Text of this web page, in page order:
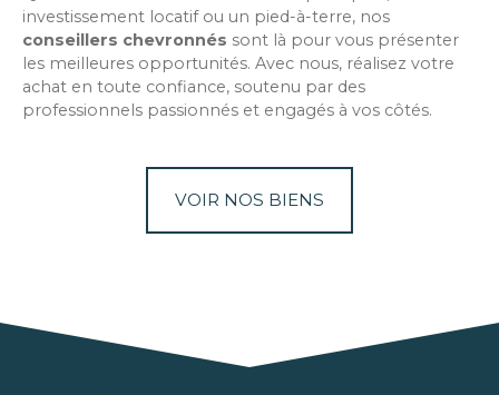
investissement locatif ou un pied-à-terre, nos
conseillers chevronnés sont là pour vous présenter
les meilleures opportunités. Avec nous, réalisez votre
achat en toute confiance, soutenu par des
professionnels passionnés et engagés à vos côtés.
VOIR NOS BIENS